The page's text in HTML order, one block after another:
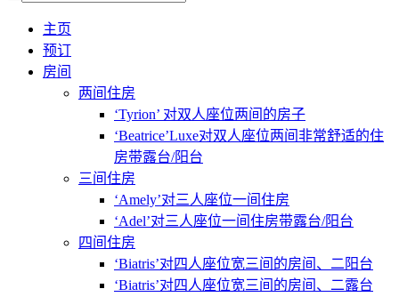
主页
预订
房间
两间住房
‘Tyrion’ 对双人座位两间的房子
‘Beatrice’Luxe对双人座位两间非常舒适的住
房带露台/阳台
三间住房
‘Amely’对三人座位一间住房
‘Adel’对三人座位一间住房带露台/阳台
四间住房
‘Biatris’对四人座位宽三间的房间、二阳台
‘Biatris’对四人座位宽三间的房间、二露台